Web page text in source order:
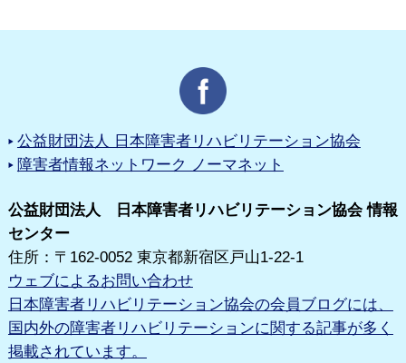
公益財団法人 日本障害者リハビリテーション協会
障害者情報ネットワーク ノーマネット
公益財団法人 日本障害者リハビリテーション協会 情報
センター
住所：〒162-0052 東京都新宿区戸山1-22-1
ウェブによるお問い合わせ
日本障害者リハビリテーション協会の会員ブログには、
国内外の障害者リハビリテーションに関する記事が多く
掲載されています。